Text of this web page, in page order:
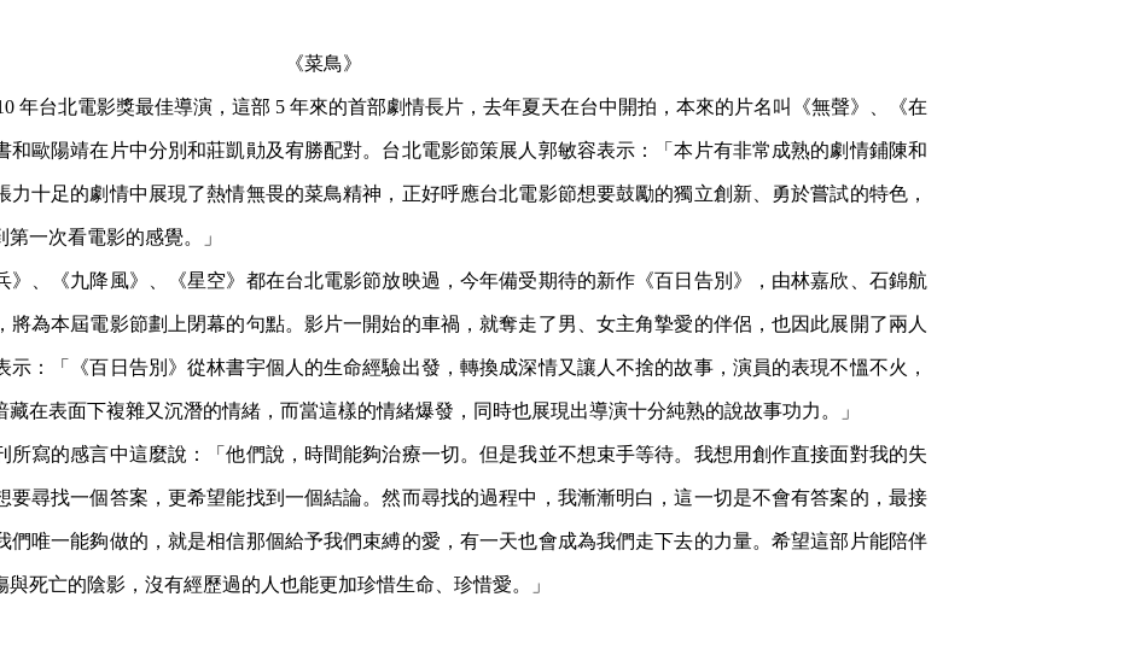
《菜鳥》
年台北電影獎最佳導演，這部 5 年來的首部劇情長片，去年夏天在台中開拍，本來的片名叫《無聲》、《在
和歐陽靖在片中分別和莊凱勛及宥勝配對。台北電影節策展人郭敏容表示：「本片有非常成熟的劇情鋪陳和
十足的劇情中展現了熱情無畏的菜鳥精神，正好呼應台北電影節想要鼓勵的獨立創新、勇於嘗試的特色，
一次看電影的感覺。」
》、《九降風》、《星空》都在台北電影節放映過，今年備受期待的新作《百日告別》，由林嘉欣、石錦航
將為本屆電影節劃上閉幕的句點。影片一開始的車禍，就奪走了男、女主角摯愛的伴侶，也因此展開了兩人
：「《百日告別》從林書宇個人的生命經驗出發，轉換成深情又讓人不捨的故事，演員的表現不慍不火，
在表面下複雜又沉潛的情緒，而當這樣的情緒爆發，同時也展現出導演十分純熟的說故事功力。」
所寫的感言中這麼說：「他們說，時間能夠治療一切。但是我並不想束手等待。我想用創作直接面對我的失
要尋找一個答案，更希望能找到一個結論。然而尋找的過程中，我漸漸明白，這一切是不會有答案的，最接
們唯一能夠做的，就是相信那個給予我們束縛的愛，有一天也會成為我們走下去的力量。希望這部片能陪伴
死亡的陰影，沒有經歷過的人也能更加珍惜生命、珍惜愛。」